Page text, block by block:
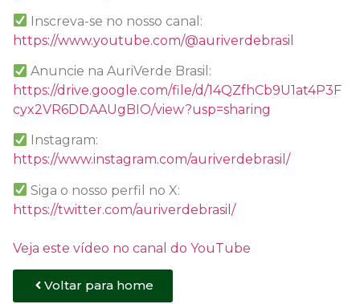
Inscreva-se no nosso canal:
https://www.youtube.com/@auriverdebrasil
Anuncie na AuriVerde Brasil:
https://drive.google.com/file/d/14QZfhCb9U1at4P3F
cyx2VR6DDAAUgBIO/view?usp=sharing
Instagram:
https://www.instagram.com/auriverdebrasil/
Siga o nosso perfil no X:
https://twitter.com/auriverdebrasil/
Veja este vídeo no canal do YouTube
Voltar para home